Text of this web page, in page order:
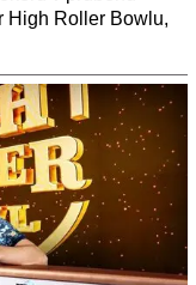
High Roller Bowlu,